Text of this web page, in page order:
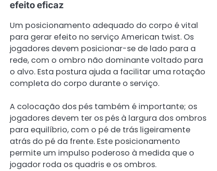
efeito eficaz
Um posicionamento adequado do corpo é vital
para gerar efeito no serviço American twist. Os
jogadores devem posicionar-se de lado para a
rede, com o ombro não dominante voltado para
o alvo. Esta postura ajuda a facilitar uma rotação
completa do corpo durante o serviço.
A colocação dos pés também é importante; os
jogadores devem ter os pés à largura dos ombros
para equilíbrio, com o pé de trás ligeiramente
atrás do pé da frente. Este posicionamento
permite um impulso poderoso à medida que o
jogador roda os quadris e os ombros.